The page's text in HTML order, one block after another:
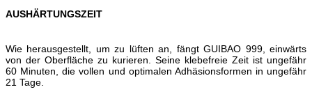
AUSHÄRTUNGSZEIT
Wie herausgestellt, um zu lüften an, fängt GUIBAO 999, einwärts
von der Oberfläche zu kurieren. Seine klebefreie Zeit ist ungefähr
60 Minuten, die vollen und optimalen Adhäsionsformen in ungefähr
21 Tage.